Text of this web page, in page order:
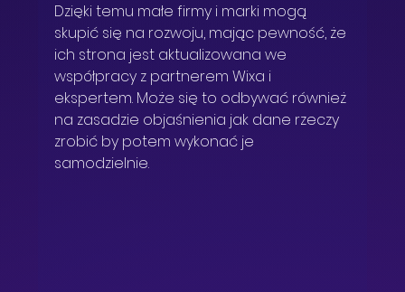
Dzięki temu małe firmy i marki mogą
skupić się na rozwoju, mając pewność, że
ich strona jest aktualizowana we
współpracy z partnerem Wixa i
ekspertem. Może się to odbywać również
na zasadzie objaśnienia jak dane rzeczy
zrobić by potem wykonać je
samodzielnie.